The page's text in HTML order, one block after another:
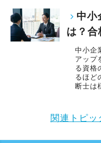
中小
は？合
中小企
アップ
る資格
るほど
断士は
関連トピッ